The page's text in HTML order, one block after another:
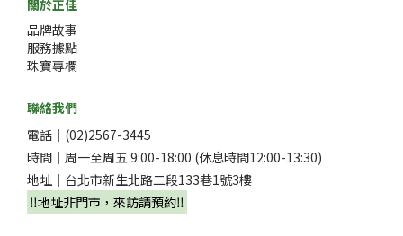
關於正佳
品牌故事
服務據點
珠寶專欄
聯絡我們
電話｜(02)2567-3445
時間｜周一至周五 9:00-18:00 (休息時間12:00-13:30)
地址｜台北市新生北路二段133巷1號3樓
‼️地址非門市，來訪請預約‼️